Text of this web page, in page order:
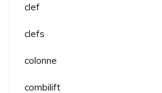
clef
clefs
colonne
combilift